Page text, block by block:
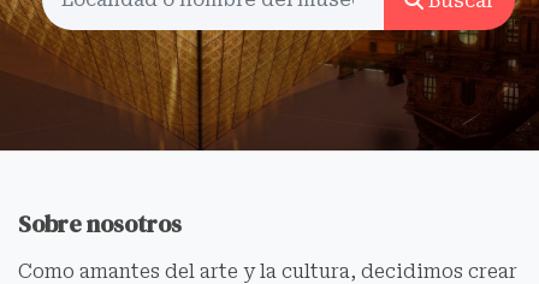
Sobre nosotros
Como amantes del arte y la cultura, decidimos crear